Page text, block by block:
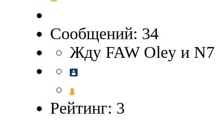
Сообщений: 34
Жду FAW Оley и N7
Рейтинг: 3